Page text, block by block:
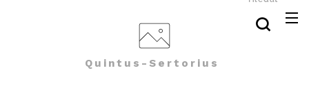
Quintus-Sertorius